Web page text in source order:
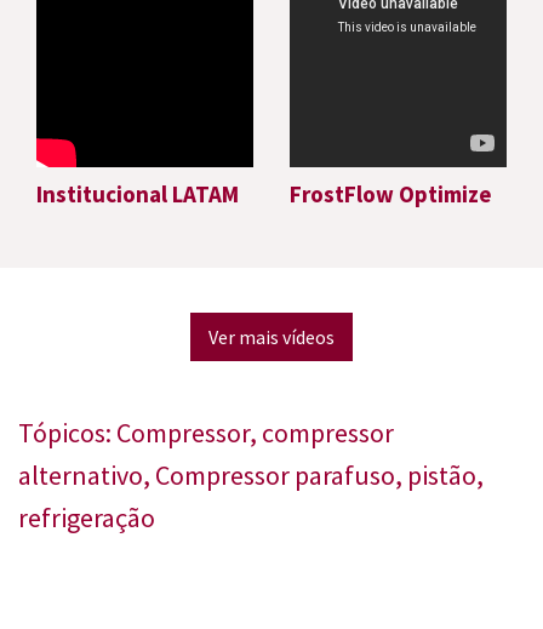
Institucional LATAM FrostFlow Optimize
Ver mais vídeos
Tópicos: Compressor, compressor
alternativo, Compressor parafuso, pistão,
refrigeração